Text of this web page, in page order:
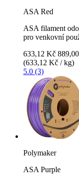
ASA Red
ASA filament
pro venkovní
633,12 Kč
(633,12 Kč / kg)
5.0 (3)
Polymaker
ASA Purple